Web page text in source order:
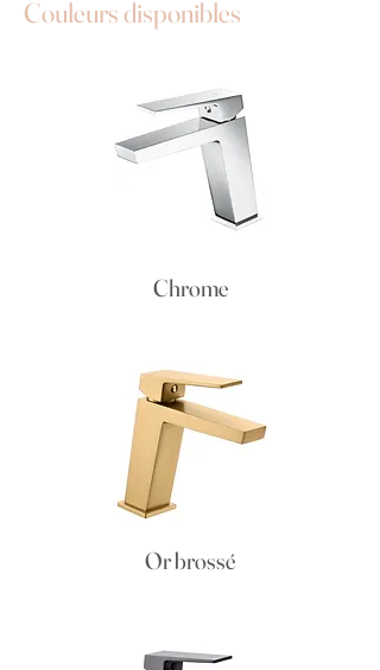
Couleurs disponibles
Chrome
Or brossé